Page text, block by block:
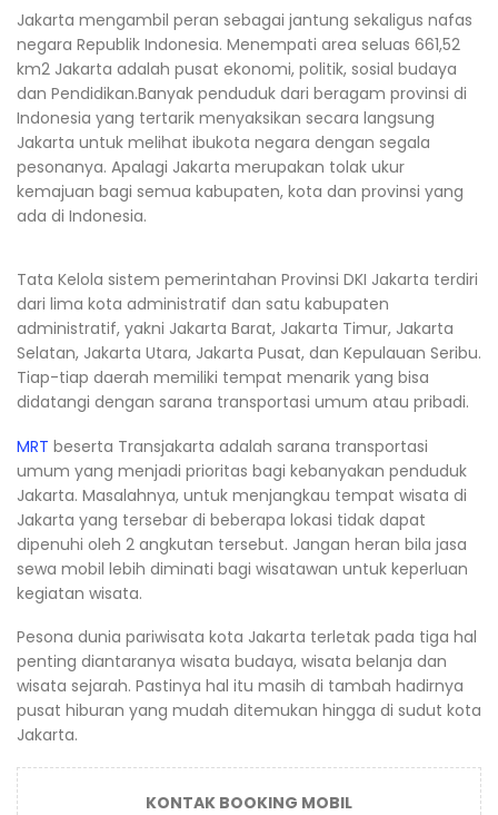
Jakarta mengambil peran sebagai jantung sekaligus nafas
negara Republik Indonesia. Menempati area seluas 661,52
km2 Jakarta adalah pusat ekonomi, politik, sosial budaya
dan Pendidikan.Banyak penduduk dari beragam provinsi di
Indonesia yang tertarik menyaksikan secara langsung
Jakarta untuk melihat ibukota negara dengan segala
pesonanya. Apalagi Jakarta merupakan tolak ukur
kemajuan bagi semua kabupaten, kota dan provinsi yang
ada di Indonesia.
Tata Kelola sistem pemerintahan Provinsi DKI Jakarta terdiri
dari lima kota administratif dan satu kabupaten
administratif, yakni Jakarta Barat, Jakarta Timur, Jakarta
Selatan, Jakarta Utara, Jakarta Pusat, dan Kepulauan Seribu.
Tiap-tiap daerah memiliki tempat menarik yang bisa
didatangi dengan sarana transportasi umum atau pribadi.
MRT beserta Transjakarta adalah sarana transportasi
umum yang menjadi prioritas bagi kebanyakan penduduk
Jakarta. Masalahnya, untuk menjangkau tempat wisata di
Jakarta yang tersebar di beberapa lokasi tidak dapat
dipenuhi oleh 2 angkutan tersebut. Jangan heran bila jasa
sewa mobil lebih diminati bagi wisatawan untuk keperluan
kegiatan wisata.
Pesona dunia pariwisata kota Jakarta terletak pada tiga hal
penting diantaranya wisata budaya, wisata belanja dan
wisata sejarah. Pastinya hal itu masih di tambah hadirnya
pusat hiburan yang mudah ditemukan hingga di sudut kota
Jakarta.
KONTAK BOOKING MOBIL